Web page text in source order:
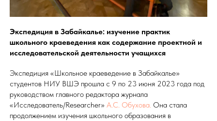
Экспедиция в Забайкалье: изучение практик
школьного краеведения как содержание проектной и
исследовательской деятельности учащихся
Экспедиция «Школьное краеведение в Забайкалье»
студентов НИУ ВШЭ прошла с 9 по 23 июня 2023 года под
руководством главного редактора журнала
«Исследователь/Researcher» А.С. Обухова. Она стала
продолжением изучения школьного образования в